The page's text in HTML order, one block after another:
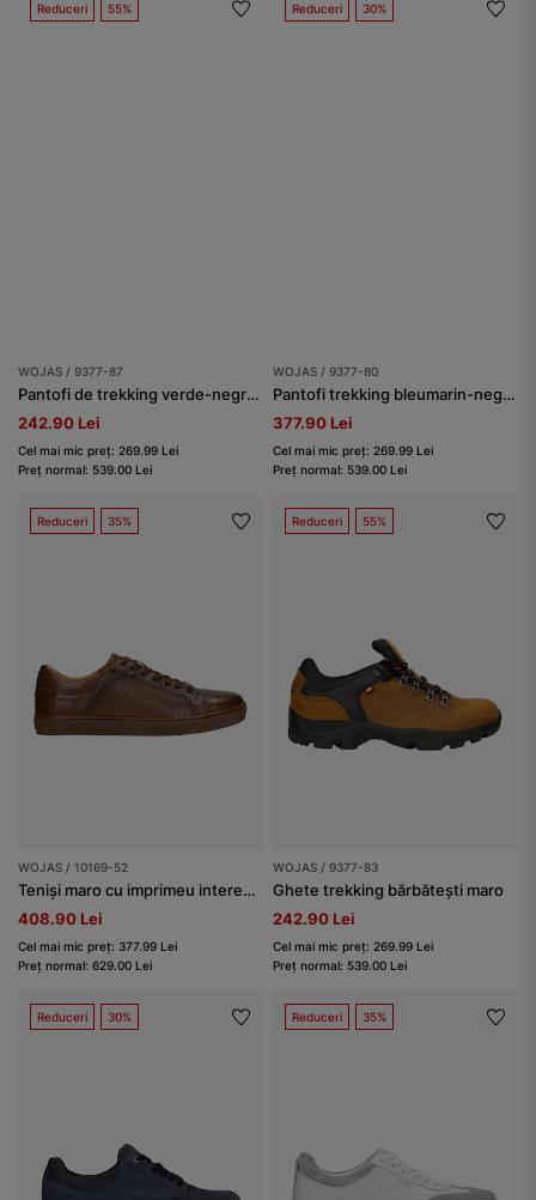
Reduceri 55%
WOJAS / 9377-87
Pantofi de trekking verde-negru barbati
242.90 Lei
Cel mai mic preț: 269.99 Lei
Preț normal: 539.00 Lei
Reduceri 30%
WOJAS / 9377-80
Pantofi trekking bleumarin-negri din tricotaj
377.90 Lei
Cel mai mic preț: 269.99 Lei
Preț normal: 539.00 Lei
Reduceri 35%
WOJAS / 10169-52
Teniși maro cu imprimeu interesant bărbați
408.90 Lei
Cel mai mic preț: 377.99 Lei
Preț normal: 629.00 Lei
Reduceri 55%
WOJAS / 9377-83
Ghete trekking bărbătești maro
242.90 Lei
Cel mai mic preț: 269.99 Lei
Preț normal: 539.00 Lei
Reduceri 30% Reduceri 35%